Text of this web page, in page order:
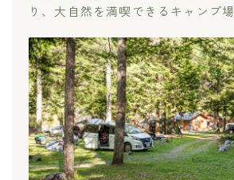
り、大自然を満喫できるキャンプ場